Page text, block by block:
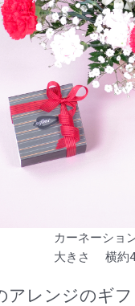
カーネーショ
大きさ 横約
アレンジのギフ